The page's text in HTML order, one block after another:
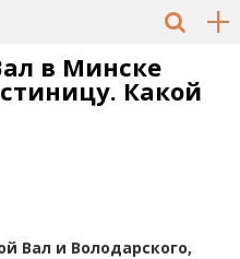
в Минске
Какой
Вал и Володарского,